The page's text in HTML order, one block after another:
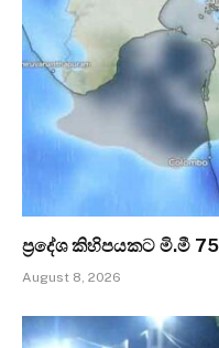
ප්‍රදේශ කිහිපයකට මි.මී
August 8, 2026